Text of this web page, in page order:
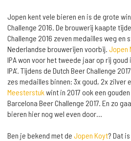
Jopen kent vele bieren en is de grote
Challenge 2016. De brouwerij kaapte
Challenge 2016 zeven medailles weg en
Nederlandse brouwerijen voorbij. Jopen
IPA won voor het tweede jaar op rij goud
IPA’. Tijdens de Dutch Beer Challenge
zes medailles binnen: 3x goud, 2x zilver
Meesterstuk wint in 2017 ook een
Barcelona Beer Challenge 2017. En zo
bieren hier nog wel even door...
Ben je bekend met de Jopen Koyt? Dat